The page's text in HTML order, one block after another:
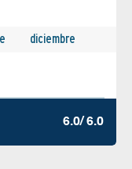
diciembre
6.0/ 6.0